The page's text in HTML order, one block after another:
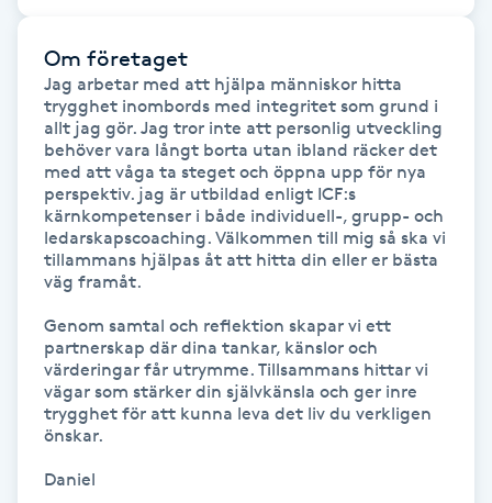
Fransk manikyr
Fransrengöring
Frekvensterapi
Friskvård
Frisör
Funktionsanalys
Färgning
Om företaget
Jag arbetar med att hjälpa människor hitta
trygghet inombords med integritet som grund i
allt jag gör. Jag tror inte att personlig utveckling
behöver vara långt borta utan ibland räcker det
med att våga ta steget och öppna upp för nya
perspektiv. jag är utbildad enligt ICF:s
kärnkompetenser i både individuell-, grupp- och
ledarskapscoaching. Välkommen till mig så ska vi
tillammans hjälpas åt att hitta din eller er bästa
väg framåt.
Genom samtal och reflektion skapar vi ett
partnerskap där dina tankar, känslor och
värderingar får utrymme. Tillsammans hittar vi
vägar som stärker din självkänsla och ger inre
trygghet för att kunna leva det liv du verkligen
önskar.
Daniel